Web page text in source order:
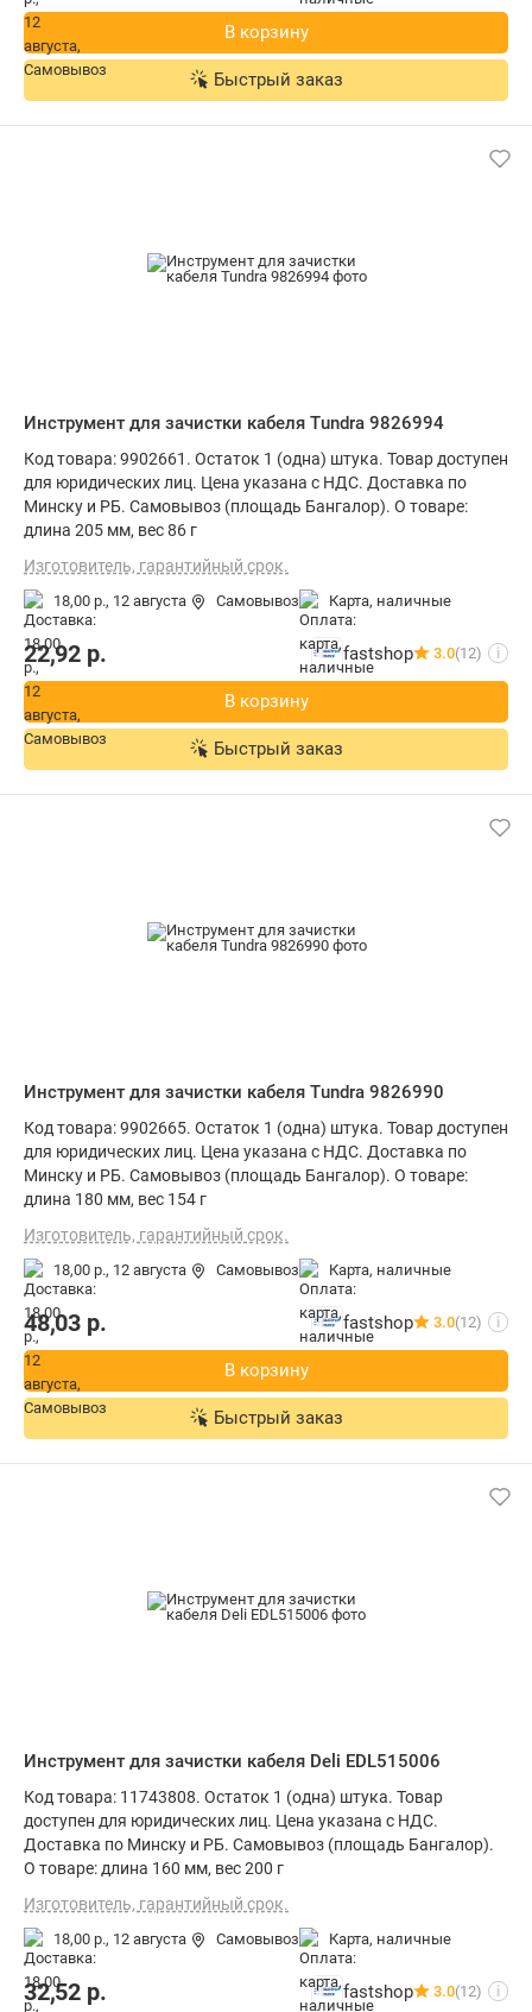
В корзину
Быстрый заказ
Инструмент для зачистки кабеля Tundra 9826994
Код товара: 9902661. Остаток 1 (одна) штука. Товар доступен
для юридических лиц. Цена указана с НДС. Доставка по
Минску и РБ. Самовывоз (площадь Бангалор). О товаре:
длина 205 мм, вес 86 г
Изготовитель, гарантийный срок.
18,00 р., 12 августа Самовывоз карта, наличные
22,92 р. fastshop 3.0(12) i
В корзину
Быстрый заказ
Инструмент для зачистки кабеля Tundra 9826990
Код товара: 9902665. Остаток 1 (одна) штука. Товар доступен
для юридических лиц. Цена указана с НДС. Доставка по
Минску и РБ. Самовывоз (площадь Бангалор). О товаре:
длина 180 мм, вес 154 г
Изготовитель, гарантийный срок.
18,00 р., 12 августа Самовывоз карта, наличные
48,03 р. fastshop 3.0(12) i
В корзину
Быстрый заказ
Инструмент для зачистки кабеля Deli EDL515006
Код товара: 11743808. Остаток 1 (одна) штука. Товар
доступен для юридических лиц. Цена указана с НДС.
Доставка по Минску и РБ. Самовывоз (площадь Бангалор).
О товаре: длина 160 мм, вес 200 г
Изготовитель, гарантийный срок.
18,00 р., 12 августа Самовывоз карта, наличные
32,52 р. fastshop 3.0(12) i